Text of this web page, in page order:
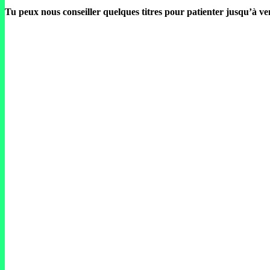
Tu peux nous conseiller quelques titres pour patienter jusqu’à